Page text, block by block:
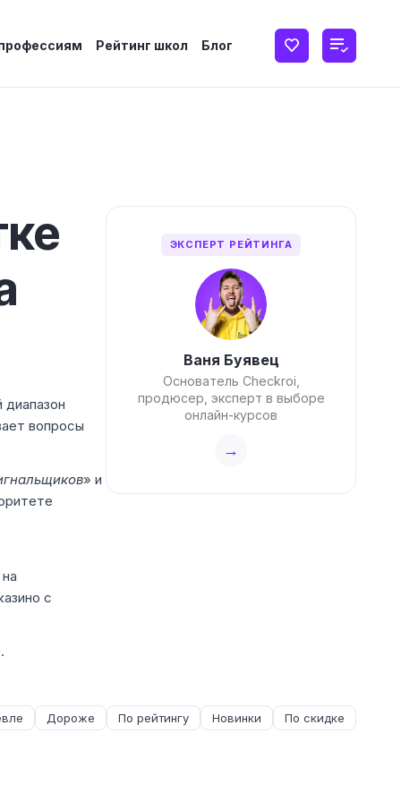
Рейтинг школ Блог
вопросы
» и
с
ЭКСПЕРТ РЕЙТИНГА
Ваня Буявец
Основатель Checkroi,
продюсер, эксперт в выборе
онлайн-курсов
→
Дороже По рейтингу Новинки По скидке